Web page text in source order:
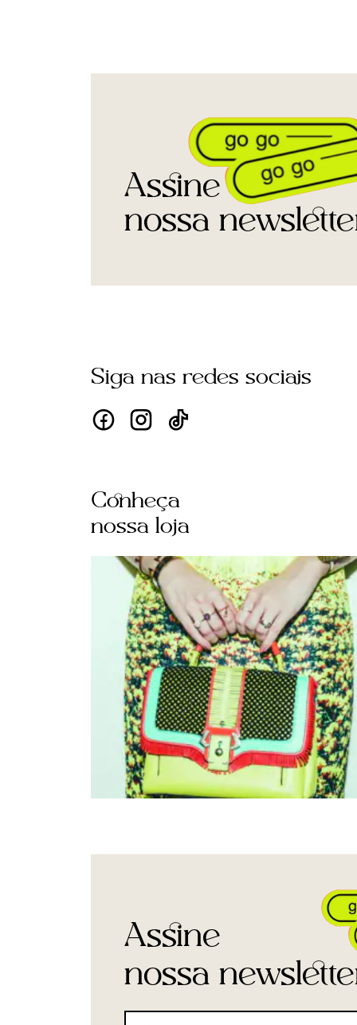
Assine
nossa
Siga nas redes sociais
Conheça
nossa loja
Assine
nossa